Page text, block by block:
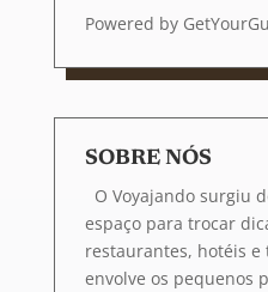
Powered by
SOBRE NÓS
O Voyajando surgiu
espaço para trocar
restaurantes, hotéis e
envolve os pequenos